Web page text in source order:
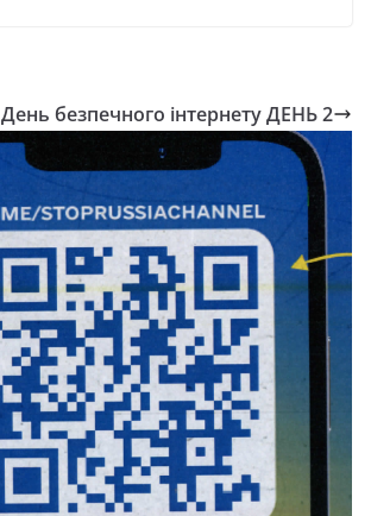
День безпечного інтернету ДЕНЬ 2